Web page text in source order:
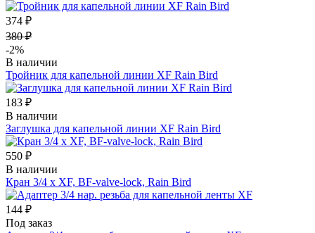
374 ₽
380 ₽
-2%
В наличии
Тройник для капельной линии XF Rain Bird
183 ₽
В наличии
Заглушка для капельной линии XF Rain Bird
550 ₽
В наличии
Кран 3/4 x XF, BF-valve-lock, Rain Bird
144 ₽
Под заказ